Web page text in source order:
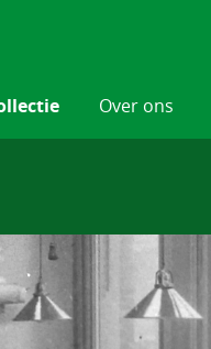
Over ons